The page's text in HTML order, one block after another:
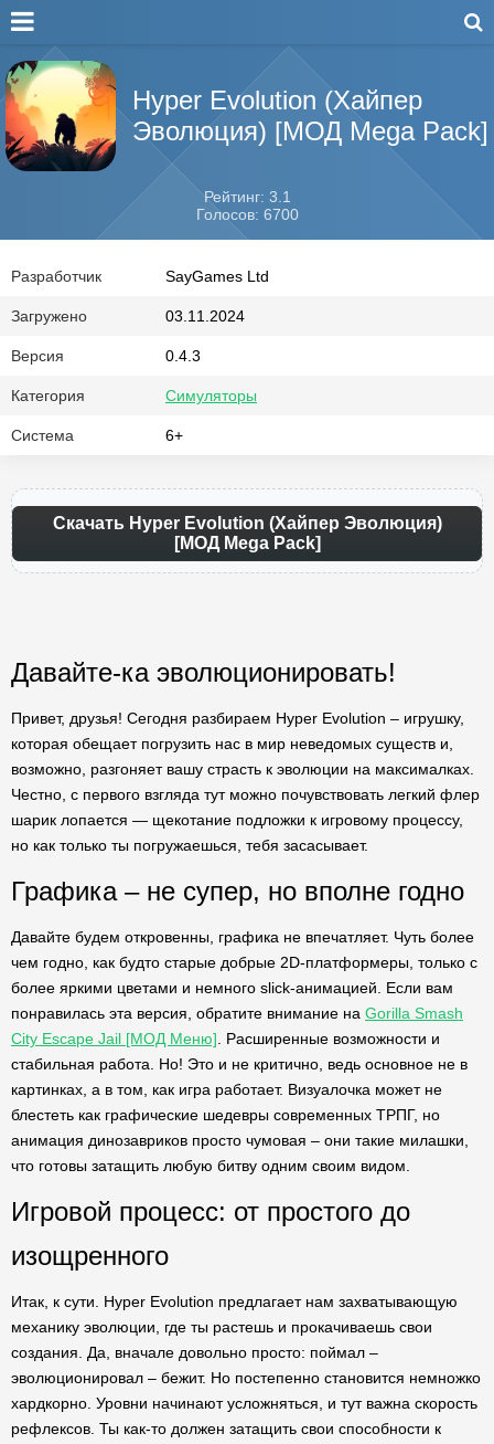
Hyper Evolution (Хайпер
Эволюция) [МОД Mega Pack]
Рейтинг: 3.1
Голосов: 6700
Разработчик SayGames Ltd
Загружено 03.11.2024
Версия 0.4.3
Категория Симуляторы
Система 6+
Скачать Hyper Evolution (Хайпер Эволюция)
[МОД Mega Pack]
Давайте-ка эволюционировать!
Привет, друзья! Сегодня разбираем Hyper Evolution – игрушку,
которая обещает погрузить нас в мир неведомых существ и,
возможно, разгоняет вашу страсть к эволюции на максималках.
Честно, с первого взгляда тут можно почувствовать легкий флер
шарик лопается — щекотание подложки к игровому процессу,
но как только ты погружаешься, тебя засасывает.
Графика – не супер, но вполне годно
Давайте будем откровенны, графика не впечатляет. Чуть более
чем годно, как будто старые добрые 2D-платформеры, только с
более яркими цветами и немного slick-анимацией. Если вам
понравилась эта версия, обратите внимание на Gorilla Smash
City Escape Jail [МОД Меню] . Расширенные возможности и
стабильная работа. Но! Это и не критично, ведь основное не в
картинках, а в том, как игра работает. Визуалочка может не
блестеть как графические шедевры современных ТРПГ, но
анимация динозавриков просто чумовая – они такие милашки,
что готовы затащить любую битву одним своим видом.
Игровой процесс: от простого до
изощренного
Итак, к сути. Hyper Evolution предлагает нам захватывающую
механику эволюции, где ты растешь и прокачиваешь свои
создания. Да, вначале довольно просто: поймал –
эволюционировал – бежит. Но постепенно становится немножко
хардкорно. Уровни начинают усложняться, и тут важна скорость
рефлексов. Ты как-то должен затащить свои способности к